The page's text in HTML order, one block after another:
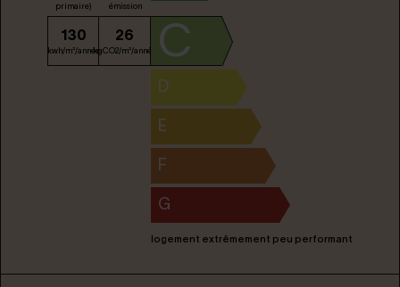
primaire)
130
kwh/m²/année
émission
26
kgCO2/m²/année C
D
E
F
G
logement extrêmement peu performant